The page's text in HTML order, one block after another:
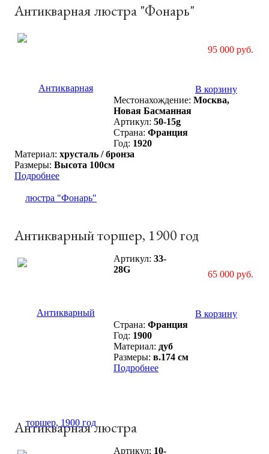
Антикварная люстра "Фонарь"
95 000 руб.
В корзину
Местонахождение: Москва,
Новая Басманная
Артикул: 50-15g
Страна: Франция
Год: 1920
Материал: хрусталь / бронза
Размеры: Высота 100см
Подробнее
Антикварный торшер, 1900 год
65 000 руб.
В корзину
Артикул: 33-
28G
Страна: Франция
Год: 1900
Материал: дуб
Размеры: в.174 см
Подробнее
Антикварная люстра
Артикул: 10-